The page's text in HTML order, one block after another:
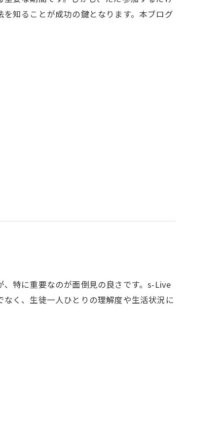
知ることが成功の鍵となります。本ブログ
特に重要なのが面倒見の良さです。s-Live
く、生徒一人ひとりの理解度や生活状況に